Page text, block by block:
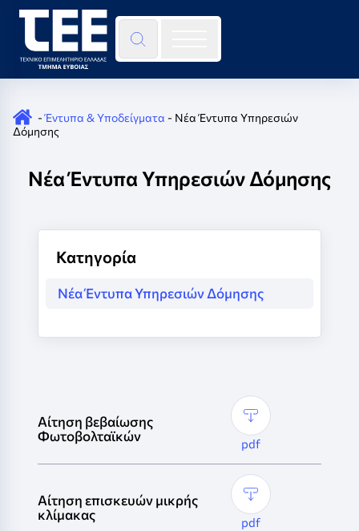
×
-Έντυπα & Υποδείγματα - Νέα Έντυπα Υπηρεσιών
Δόμησης
Νέα Έντυπα Υπηρεσιών Δόμησης
Κατηγορία
Νέα Έντυπα Υπηρεσιών Δόμησης
Αίτηση βεβαίωσης
Φωτοβολταϊκών
Αίτηση επισκευών μικρής
κλίμακας